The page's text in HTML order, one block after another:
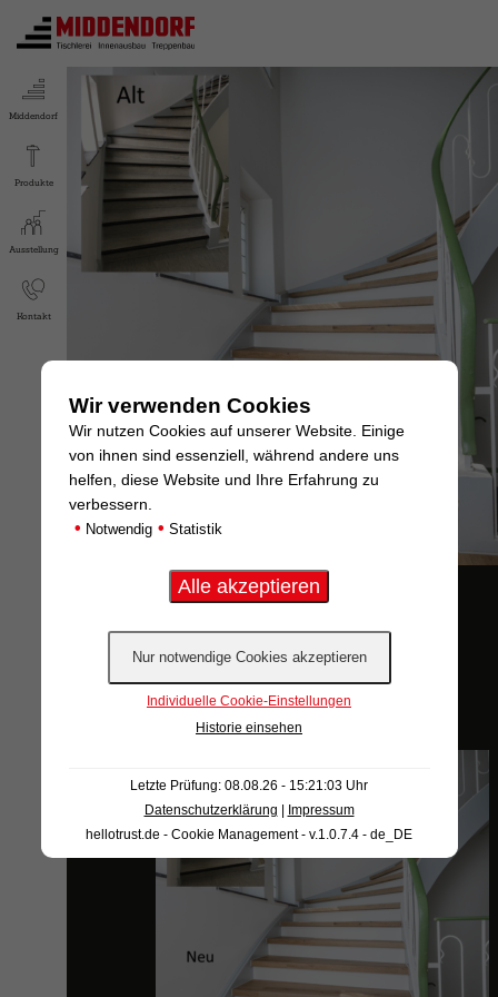
Middendorf
Produkte
Ausstellung
Kontakt
ALT NEU 4A
Wir verwenden Cookies
Wir nutzen Cookies auf unserer Website. Einige
von ihnen sind essenziell, während andere uns
helfen, diese Website und Ihre Erfahrung zu
verbessern.
• Notwendig • Statistik
Individuelle Cookie-Einstellungen
Historie einsehen
Letzte Prüfung: 08.08.26 - 15:21:03 Uhr
Datenschutzerklärung | Impressum
hellotrust.de - Cookie Management - v.1.0.7.4 - de_DE